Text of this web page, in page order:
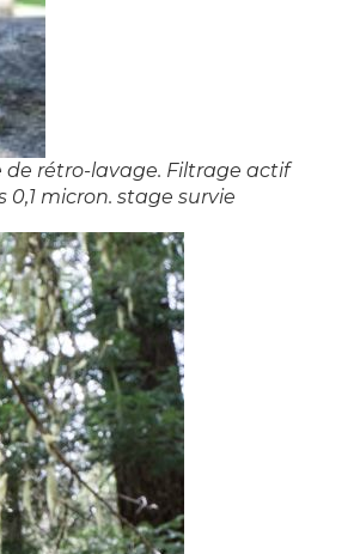
de rétro-lavage. Filtrage actif
micron. stage survie